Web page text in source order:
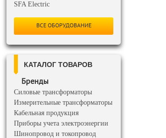
SFA Electric
ВСЕ ОБОРУДОВАНИЕ
КАТАЛОГ ТОВАРОВ
Бренды
Силовые трансформаторы
Измерительные трансформаторы
Кабельная продукция
Приборы учета электроэнергии
Шинопровод и токопровод